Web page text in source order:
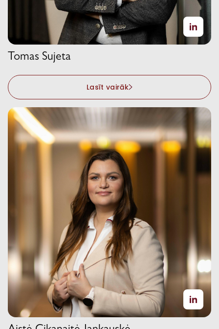
Tomas Sujeta
Lasīt vairāk